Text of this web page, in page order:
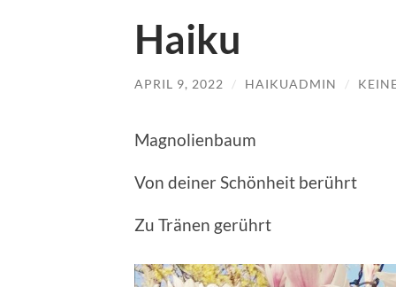
Haiku
APRIL 9, 2022 / HAIKUADMIN /
Magnolienbaum
Von deiner Schönheit berührt
Zu Tränen gerührt